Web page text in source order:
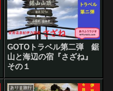
GOTOトラベル第二弾 鋸
山と海辺の宿『さざね』
その１
ありま旅行